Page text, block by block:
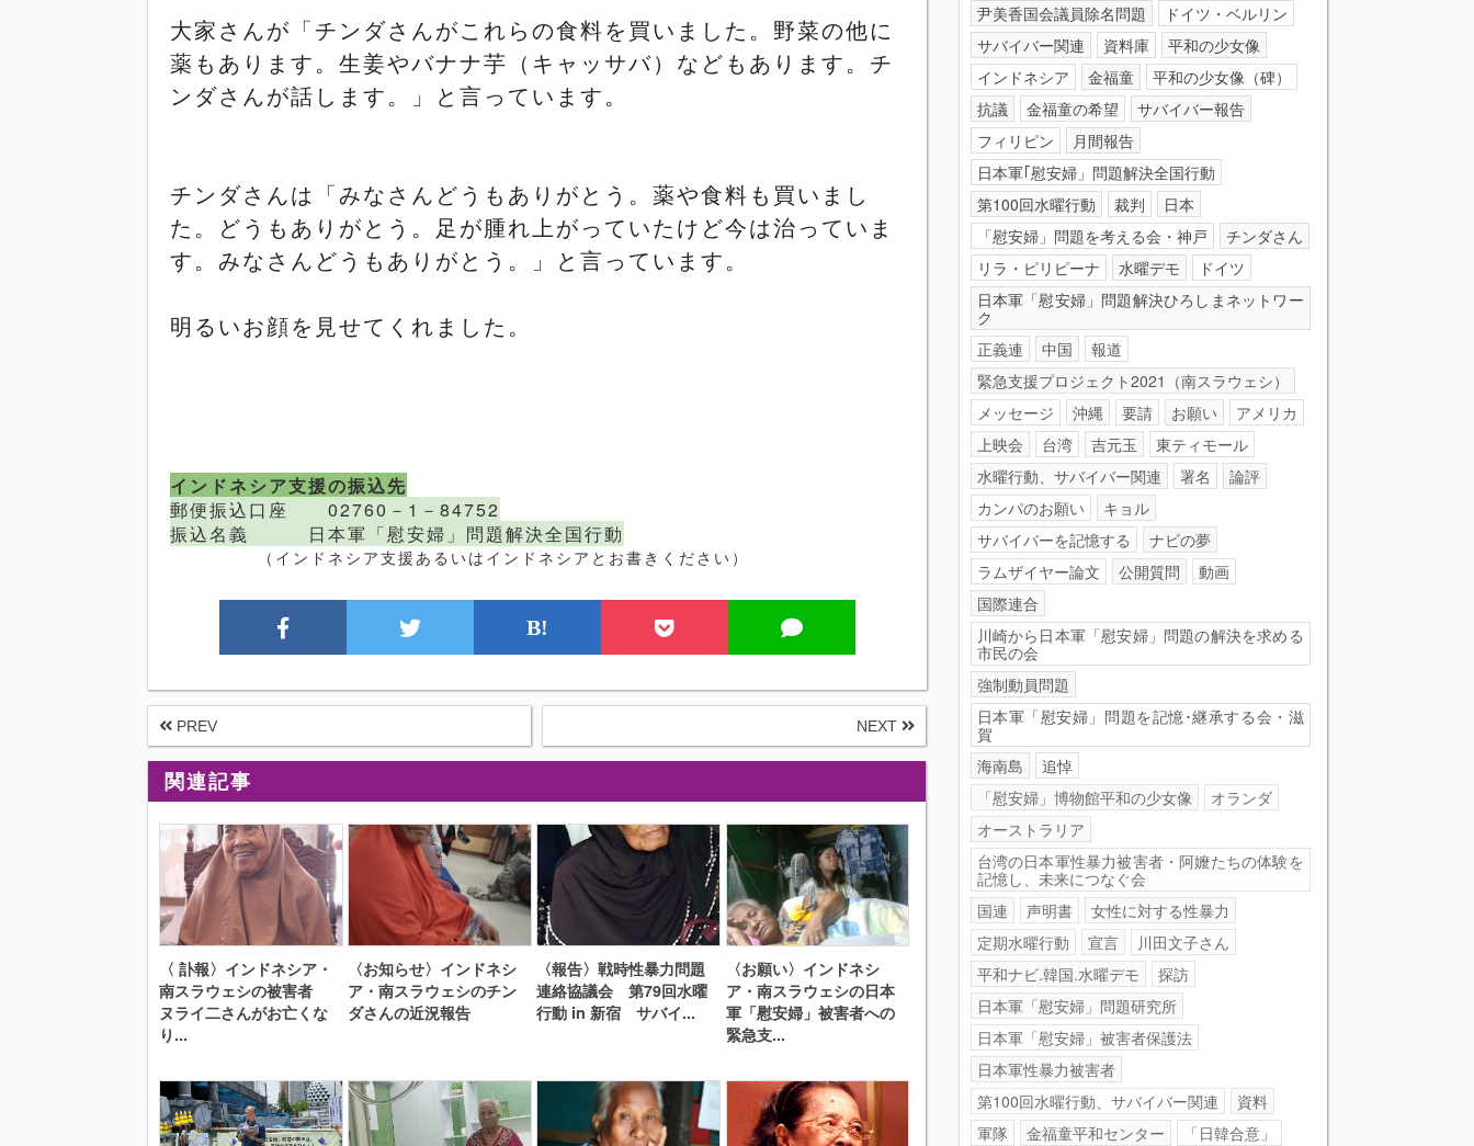
大家さんが「チンダさんがこれらの食料を買いました。野菜の他に
薬もあります。生姜やバナナ芋（キャッサバ）などもあります。チ
ンダさんが話します。」と言っています。
チンダさんは「みなさんどうもありがとう。薬や食料も買いまし
た。どうもありがとう。足が腫れ上がっていたけど今は治っていま
す。みなさんどうもありがとう。」と言っています。
明るいお顔を見せてくれました。
インドネシア支援の振込先
郵便振込口座 02760－1－84752
振込名義 日本軍「慰安婦」問題解決全国行動
（インドネシア支援あるいはインドネシアとお書きください）
B!
PREV NEXT
関連記事
〈 訃報〉インドネシア・
南スラウェシの被害者
ヌライ二さんがお亡くな
り...
〈お知らせ〉インドネシ
ア・南スラウェシのチン
ダさんの近況報告
〈報告〉戦時性暴力問題
連絡協議会 第79回水曜
行動 in 新宿 サバイ...
〈お願い〉インドネシ
ア・南スラウェシの日本
軍「慰安婦」被害者への
緊急支...
尹美香国会議員除名問題
ドイツ・ベルリン
サバイバー関連
資料庫
平和の少女像
インドネシア
金福童
平和の少女像（碑）
抗議
金福童の希望
サバイバー報告
フィリピン
月間報告
日本軍｢慰安婦」問題解決全国行動
第100回水曜行動
裁判
日本
「慰安婦」問題を考える会・神戸
チンダさん
リラ・ピリピーナ
水曜デモ
ドイツ
日本軍「慰安婦」問題解決ひろしまネットワー
ク
正義連
中国
報道
緊急支援プロジェクト2021（南スラウェシ）
メッセージ
沖縄 要請 お願い
アメリカ
上映会
台湾 吉元玉
東ティモール
水曜行動、サバイバー関連
署名
論評
カンパのお願い
キョル
サバイバーを記憶する
ナビの夢
ラムザイヤー論文
公開質問
動画
国際連合
川崎から日本軍「慰安婦」問題の解決を求める
市民の会
強制動員問題
日本軍「慰安婦」問題を記憶･継承する会・滋
賀
海南島
追悼
「慰安婦」博物館平和の少女像
オランダ
オーストラリア
台湾の日本軍性暴力被害者・阿嬤たちの体験を
記憶し、未来につなぐ会
国連
声明書
女性に対する性暴力
定期水曜行動
宣言
川田文子さん
平和ナビ.韓国.水曜デモ
探訪
日本軍「慰安婦」問題研究所
日本軍「慰安婦」被害者保護法
日本軍性暴力被害者
第100回水曜行動、サバイバー関連
資料
軍隊
金福童平和センター 「日韓合意」